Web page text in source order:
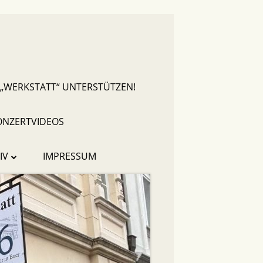
UNTERSTÜTZEN!
IMPRESSUM